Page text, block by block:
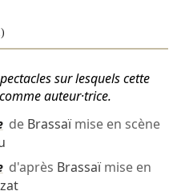
sur lesquels cette
auteur·trice.
de Brassaïmise en scène
d'après Brassaïmise en